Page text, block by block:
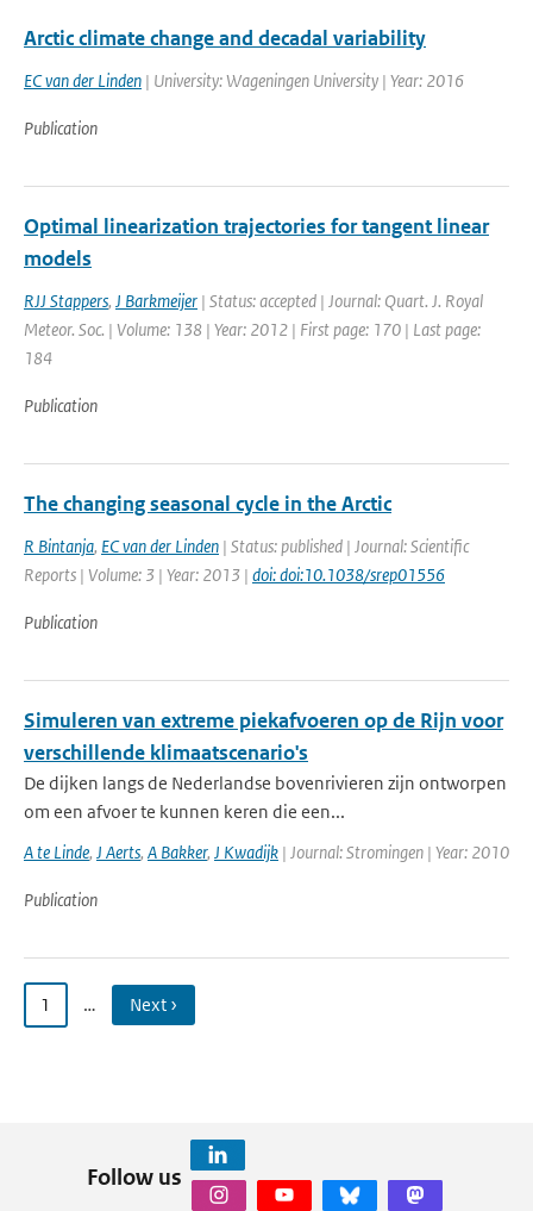
Arctic climate change and decadal variability
EC van der Linden | University: Wageningen University | Year: 2016
Publication
Optimal linearization trajectories for tangent linear
models
RJJ Stappers, J Barkmeijer | Status: accepted | Journal: Quart. J. Royal
Meteor. Soc. | Volume: 138 | Year: 2012 | First page: 170 | Last page:
184
Publication
The changing seasonal cycle in the Arctic
R Bintanja, EC van der Linden | Status: published | Journal: Scientific
Reports | Volume: 3 | Year: 2013 | doi: doi:10.1038/srep01556
Publication
Simuleren van extreme piekafvoeren op de Rijn voor
verschillende klimaatscenario's
De dijken langs de Nederlandse bovenrivieren zijn ontworpen
om een afvoer te kunnen keren die een...
A te Linde, J Aerts, A Bakker, J Kwadijk | Journal: Stromingen | Year: 2010
Publication
1 … Next ›
Follow us